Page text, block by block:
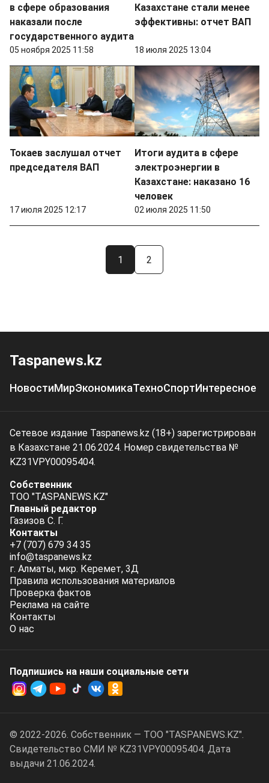
в сфере образования
наказали после
государственного аудита
05 ноября 2025 11:58
Казахстане стали менее
эффективны: отчет ВАП
18 июля 2025 13:04
Токаев заслушал отчет
председателя ВАП
17 июля 2025 12:17
Итоги аудита в сфере
электроэнергии в
Казахстане: наказано 16
человек
02 июля 2025 11:50
1 2
Taspanews.kz
НовостиМирЭкономикаТехноСпортИнтересное
Сетевое издание Taspanews.kz (18+) зарегистрирован
в Казахстане 21.06.2024. Номер свидетельства №
KZ31VPY00095404.
Собственник
ТОО "TASPANEWS.KZ"
Главный редактор
Газизов С. Г.
Контакты
+7 (707) 679 34 35
info@taspanews.kz
г. Алматы, мкр. Керемет, 3Д
Правила использования материалов
Проверка фактов
Реклама на сайте
Контакты
О нас
Подпишись на наши социальные cети
© 2022-2026. Собственник — ТОО "TASPANEWS.KZ".
Cвидетельство СМИ № KZ31VPY00095404. Дата
выдачи 21.06.2024.